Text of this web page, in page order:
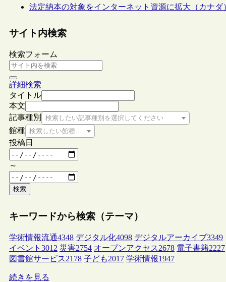
法定納本の対象をインターネット資源に拡大（カナダ
サイト内検索
検索フォーム
詳細検索
タイトル
本文
記事種別
検索したい記事種別を選択してください
館種 検索したい館種を選択してください
投稿日
～
検索
キーワードから検索（テーマ）
学術情報流通4348 デジタル化4098 デジタルアーカイブ3349
イベント 3012 災害2754 オープンアクセス2678 電子書籍2227
図書館サービス2178 子ども2017 学術情報1947
続きを見る